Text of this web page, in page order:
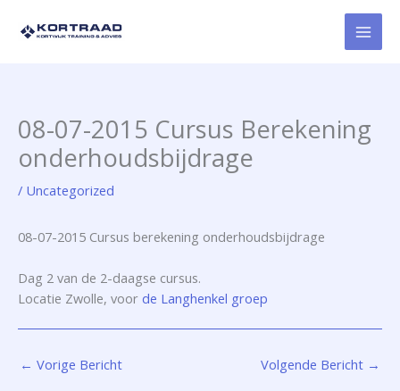
naar
08-07-2015 Cursus Berekening
onderhoudsbijdrage
/ Uncategorized
08-07-2015 Cursus berekening onderhoudsbijdrage
Dag 2 van de 2-daagse cursus.
Locatie Zwolle, voor de Langhenkel groep
← Vorige Bericht Volgende Bericht →